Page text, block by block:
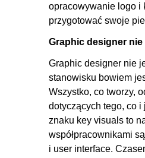
opracowywanie logo i
przygotować swoje
Graphic designer
Graphic designer nie
stanowisku bowiem
Wszystko, co tworzy,
dotyczących tego, co i
znaku key visuals to
współpracownikami
i user interface.